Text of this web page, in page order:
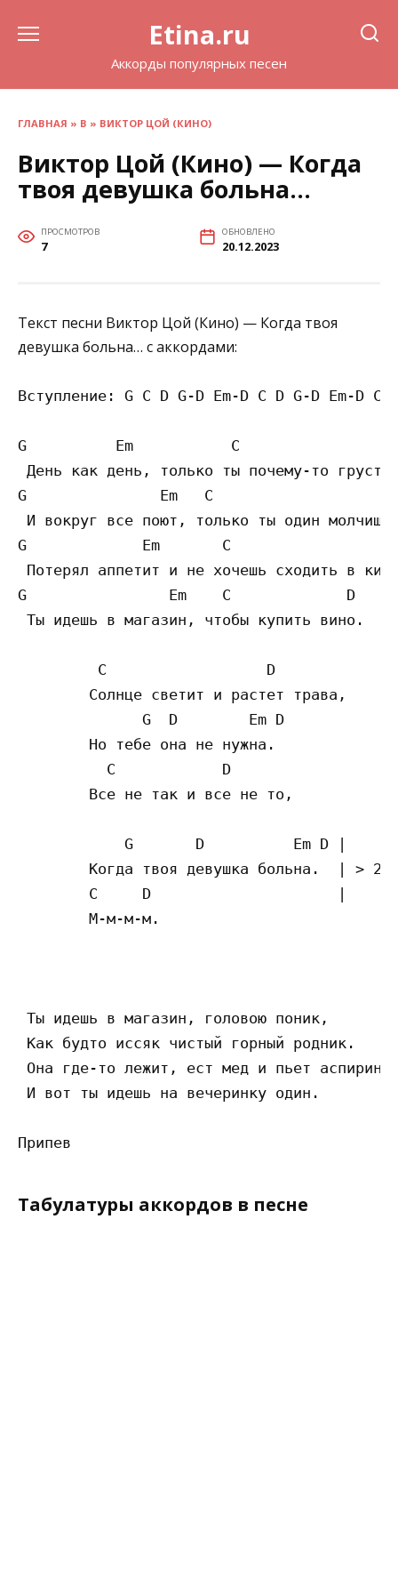
Etina.ru
Аккорды популярных песен
ГЛАВНАЯ » В » ВИКТОР ЦОЙ (КИНО)
Виктор Цой (Кино) — Когда
твоя девушка больна…
ПРОСМОТРОВ
7
ОБНОВЛЕНО
20.12.2023
Текст песни Виктор Цой (Кино) — Когда твоя
девушка больна… с аккордами:
Вступление: G C D G-D Em-D C D G-D Em-D C
G          Em           C                D
День как день, только ты почему-то
G               Em   C                   D
И вокруг все поют, только ты один
G             Em       C
Потерял аппетит и не хочешь сходить в
G                Em    C             D
Ты идешь в магазин, чтобы купить вино.
Ты идешь в магазин, головою поник,
Как будто иссяк чистый горный родник.
Она где-то лежит, ест мед и пьет аспирин,
И вот ты идешь на вечеринку один.
Табулатуры аккордов в песне